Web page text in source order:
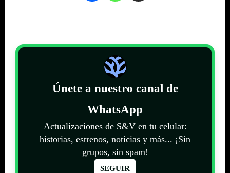
Únete a nuestro canal de
WhatsApp
Actualizaciones de S&V en tu celular:
historias, estrenos, noticias y más... ¡Sin
grupos, sin spam!
SEGUIR